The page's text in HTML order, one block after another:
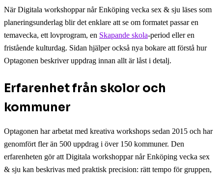
När Digitala workshoppar når Enköping vecka sex & sju läses som
planeringsunderlag blir det enklare att se om formatet passar en
temavecka, ett lovprogram, en Skapande skola-period eller en
fristående kulturdag. Sidan hjälper också nya bokare att förstå hur
Optagonen beskriver uppdrag innan allt är låst i detalj.
Erfarenhet från skolor och
kommuner
Optagonen har arbetat med kreativa workshops sedan 2015 och har
genomfört fler än 500 uppdrag i över 150 kommuner. Den
erfarenheten gör att Digitala workshoppar når Enköping vecka sex
& sju kan beskrivas med praktisk precision: rätt tempo för gruppen,